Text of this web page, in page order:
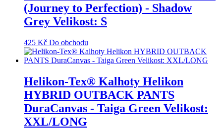
(Journey to Perfection) - Shadow
Grey Velikost: S
425 Kč Do obchodu
Helikon-Tex® Kalhoty Helikon
HYBRID OUTBACK PANTS
DuraCanvas - Taiga Green Velikost:
XXL/LONG